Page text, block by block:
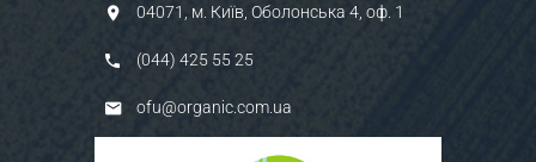
04071, м. Київ, Оболонська 4, оф. 1
(044) 425 55 25
ofu@organic.com.ua